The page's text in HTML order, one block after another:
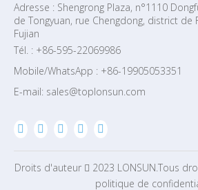
Adresse : Shengrong Plaza, n°1110
de Tongyuan, rue Chengdong, district de
Fujian
Tél. : +86-595-22069986
Mobile/WhatsApp : +86-19905053351
E-mail: sales@toplonsun.com
Droits d'auteur  2023 LONSUN.Tous
politique de